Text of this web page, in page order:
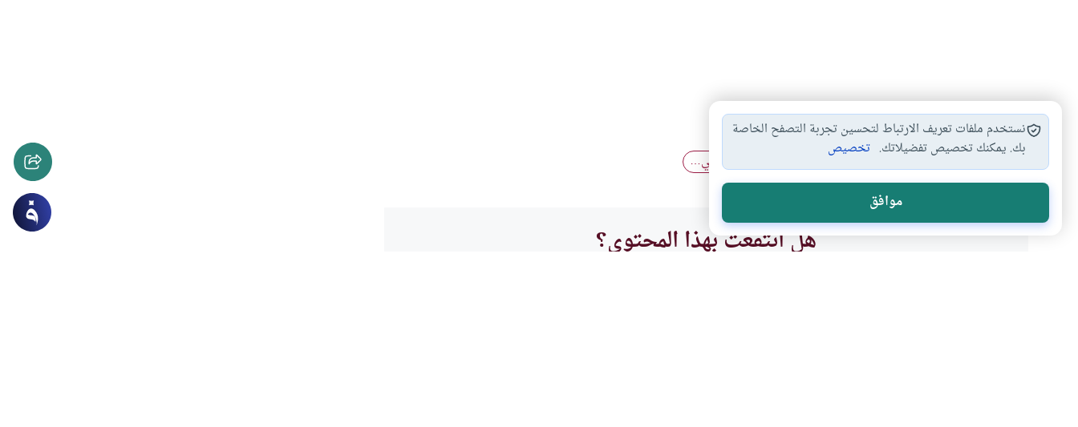
ميراث أولي الأرحام احكام الميراث والوصية حق النساء في…
هل انتفعت بهذا المحتوى؟
نستخدم ملفات تعريف الارتباط لتحسين تجربة التصفح الخاصة
بك. يمكنك تخصيص تفضيلاتك. تخصيص
موافق